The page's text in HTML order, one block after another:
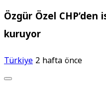
Özgür Özel
kuruyor
Türkiye2 hafta önce